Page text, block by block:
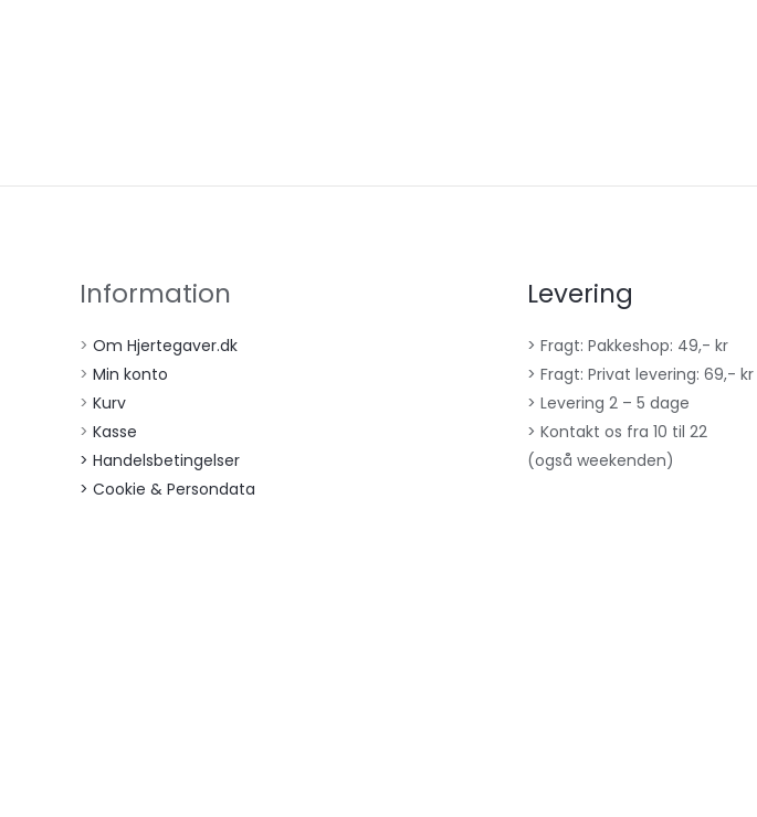
Information
> Om Hjertegaver.dk
> Min konto
> Kurv
> Kasse
> Handelsbetingelser
> Cookie & Persondata
Levering
> Fragt: Pakkeshop: 49,- kr
> Fragt: Privat levering: 69,- kr
> Levering 2 – 5 dage
> Kontakt os fra 10 til 22
(også weekenden)